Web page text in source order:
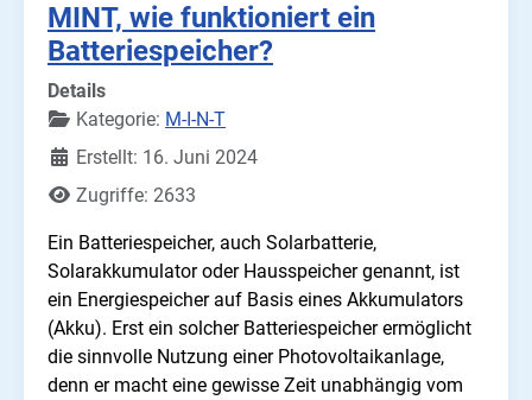
MINT, wie funktioniert ein
Batteriespeicher?
Details
Kategorie: M-I-N-T
Erstellt: 16. Juni 2024
Zugriffe: 2633
Ein Batteriespeicher, auch Solarbatterie,
Solarakkumulator oder Hausspeicher genannt, ist
ein Energiespeicher auf Basis eines Akkumulators
(Akku). Erst ein solcher Batteriespeicher ermöglicht
die sinnvolle Nutzung einer Photovoltaikanlage,
denn er macht eine gewisse Zeit unabhängig vom